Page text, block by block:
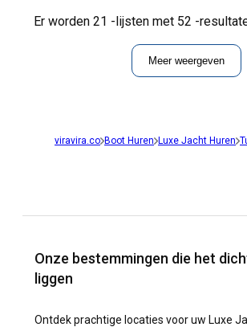
Er worden 21 -lijsten met 52 -
Meer weergeven
viravira.co Boot Huren Luxe Jacht Huren
Onze bestemmingen die het
liggen
Ontdek prachtige locaties voor uw Luxe